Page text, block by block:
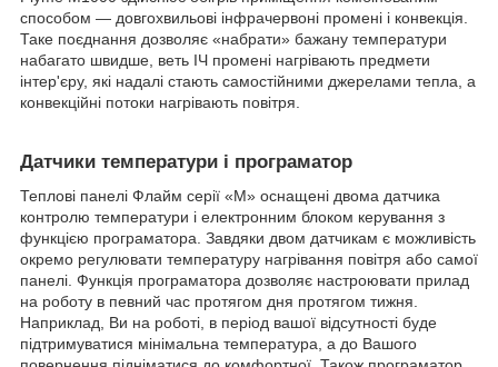
способом — довгохвильові інфрачервоні промені і конвекція.
Таке поєднання дозволяє «набрати» бажану температури
набагато швидше, веть ІЧ промені нагрівають предмети
інтер'єру, які надалі стають самостійними джерелами тепла, а
конвекційні потоки нагрівають повітря.
Датчики температури і програматор
Теплові панелі Флайм серії «М» оснащені двома датчика
контролю температури і електронним блоком керування з
функцією програматора. Завдяки двом датчикам є можливість
окремо регулювати температуру нагрівання повітря або самої
панелі. Функція програматора дозволяє настроювати прилад
на роботу в певний час протягом дня протягом тижня.
Наприклад, Ви на роботі, в період вашої відсутності буде
підтримуватися мінімальна температура, а до Вашого